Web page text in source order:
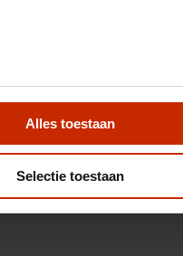
Alles toestaan
Selectie toestaan